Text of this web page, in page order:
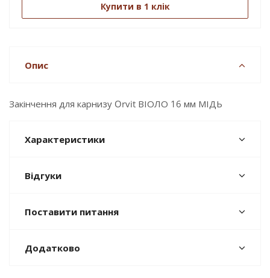
Купити в 1 клік
Опис
Закінчення для карнизу Orvit ВІОЛО 16 мм МІДЬ
Характеристики
Відгуки
Поставити питання
Додатково